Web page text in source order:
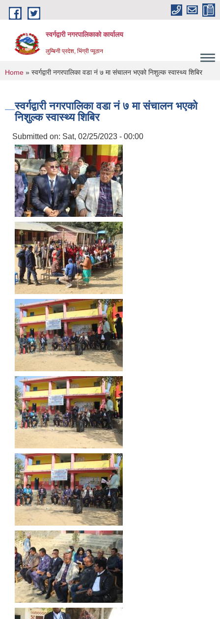
Skip to main content
स्वर्गद्वारी नगरपालिकाको कार्यालय
लुम्बिनी प्रदेश, भिंग्री प्यूठान
You are here
Home » स्वर्गद्वारी नगरपालिका वडा नं ७ मा संचालन भएको निशुल्क स्वास्थ्य शिबिर
स्वर्गद्वारी नगरपालिका वडा नं ७ मा संचालन भएको
निशुल्क स्वास्थ्य शिबिर
Submitted on: Sat, 02/25/2023 - 00:00